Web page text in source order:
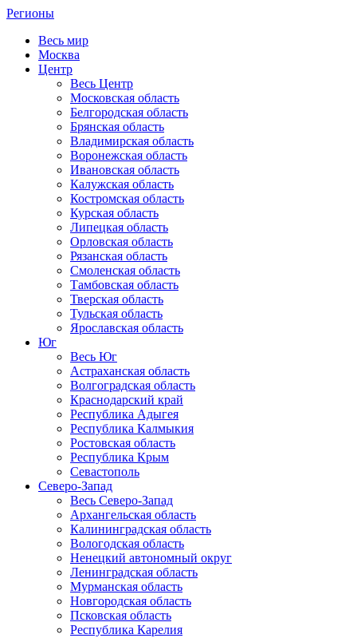
Регионы
Весь мир
Москва
Центр
Весь Центр
Московская область
Белгородская область
Брянская область
Владимирская область
Воронежская область
Ивановская область
Калужская область
Костромская область
Курская область
Липецкая область
Орловская область
Рязанская область
Смоленская область
Тамбовская область
Тверская область
Тульская область
Ярославская область
Юг
Весь Юг
Астраханская область
Волгоградская область
Краснодарский край
Республика Адыгея
Республика Калмыкия
Ростовская область
Республика Крым
Севастополь
Северо-Запад
Весь Северо-Запад
Архангельская область
Калининградская область
Вологодская область
Ненецкий автономный округ
Ленинградская область
Мурманская область
Новгородская область
Псковская область
Республика Карелия